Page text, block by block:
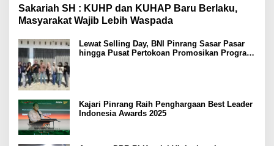
Sakariah SH : KUHP dan KUHAP Baru Berlaku,
Masyarakat Wajib Lebih Waspada
Lewat Selling Day, BNI Pinrang Sasar Pasar
hingga Pusat Pertokoan Promosikan Program
Kajari Pinrang Raih Penghargaan Best Leader
Indonesia Awards 2025